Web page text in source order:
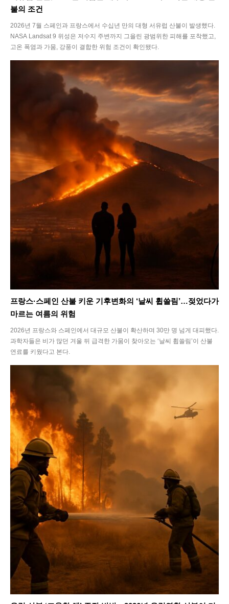
불의 조건
2026년 7월 스페인과 프랑스에서 수십년 만의 대형 서유럽 산불이 발생했다.
NASA Landsat 9 위성은 저수지 주변까지 그을린 광범위한 피해를 포착했고,
고온 폭염과 가뭄, 강풍이 결합한 위험 조건이 확인됐다.
프랑스·스페인 산불 키운 기후변화의 ‘날씨 휩쓸림’…젖었다가
마르는 여름의 위험
2026년 프랑스와 스페인에서 대규모 산불이 확산하며 30만 명 넘게 대피했다.
과학자들은 비가 많던 겨울 뒤 급격한 가뭄이 찾아오는 ‘날씨 휩쓸림’이 산불
연료를 키웠다고 본다.